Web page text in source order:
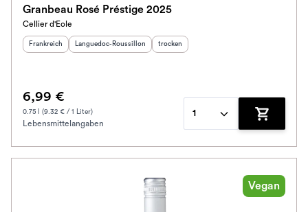
Granbeau Rosé Préstige 2025
Cellier d'Eole
Herkunftsland
Frankreich Herkunftsregion:
Languedoc-Roussillon Geschmack
trocken
6,99 €
0.75 l (9.32 € / 1 Liter)
Lebensmittelangaben
1
Zum
Vegan